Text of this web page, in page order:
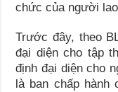
chức của người
Trước đây, theo
đại diện cho tập
định đại diện cho
là ban chấp